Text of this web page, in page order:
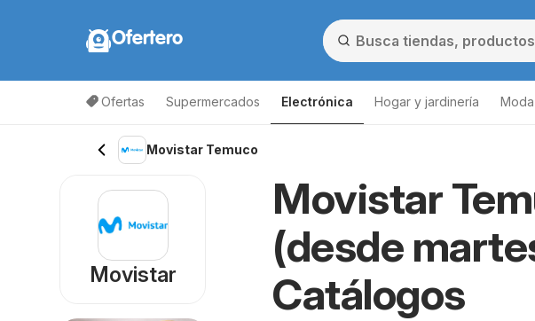
Ofertero
Ofertas Supermercados Electrónica Hogar y jardinería
Movistar Temuco
Movistar
(desde
Catálogos
Movistar